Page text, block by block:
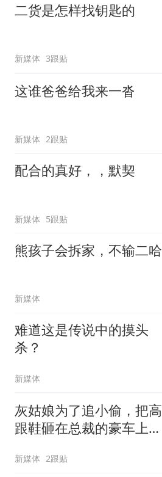
二货是怎样找钥匙的
新媒体 3跟贴
这谁爸爸给我来一沓
新媒体 2跟贴
配合的真好，，默契
新媒体 5跟贴
熊孩子会拆家，不输二哈
新媒体
难道这是传说中的摸头
杀？
新媒体
灰姑娘为了追小偷，把高
跟鞋砸在总裁的豪车上，
新媒体 2跟贴